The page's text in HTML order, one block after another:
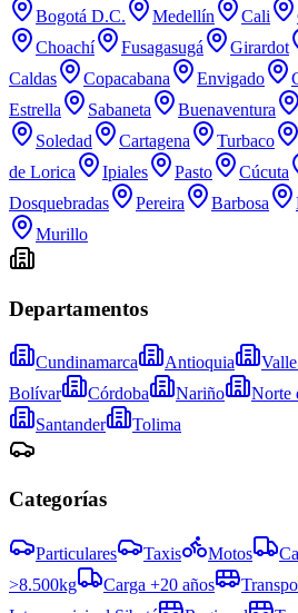
Bogotá D.C. Medellín Cali
Choachí
Fusagasugá Girardot
Caldas
Copacabana Envigado
Estrella
Sabaneta Buenaventura
Soledad
Cartagena Turbaco
de Lorica
Ipiales Pasto Cúcuta
Dosquebradas
Pereira Barbosa
Murillo
Departamentos
Cundinamarca Antioquia
Bolívar
Córdoba Nariño Norte
Santander
Tolima
Categorías
Particulares Taxis Motos
>8.500kg
Carga +20 años